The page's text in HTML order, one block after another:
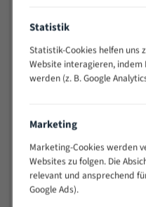
Widerstandsfähig
schwierigen
wechselnde
Sehr geringe Vibration
Technische
Positiver Spanwinkel
Bandkörper aus
Statistik
Statistik-Cookies helfen uns
Website interagieren,
werden (z. B. Google
Marketing
Marketing-Cookies werden
Websites zu folgen. Die
relevant und ansprechend
Google Ads).